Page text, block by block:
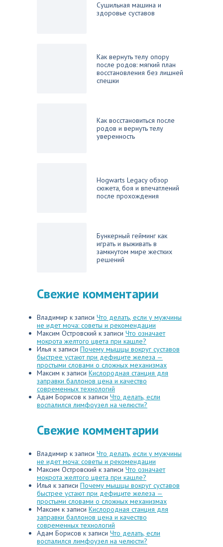
Сушильная машина и
здоровье суставов
Как вернуть телу опору
после родов: мягкий план
восстановления без лишней
спешки
Как восстановиться после
родов и вернуть телу
уверенность
Hogwarts Legacy обзор
сюжета, боя и впечатлений
после прохождения
Бункерный гейминг как
играть и выживать в
замкнутом мире жестких
решений
Свежие комментарии
Владимир к записи Что делать, если у мужчины
не идет моча: советы и рекомендации
Максим Островский к записи Что означает
мокрота желтого цвета при кашле?
Илья к записи Почему мышцы вокруг суставов
быстрее устают при дефиците железа —
простыми словами о сложных механизмах
Максим к записи Кислородная станция для
заправки баллонов цена и качество
современных технологий
Адам Борисов к записи Что делать, если
воспалился лимфоузел на челюсти?
Свежие комментарии
Владимир к записи Что делать, если у мужчины
не идет моча: советы и рекомендации
Максим Островский к записи Что означает
мокрота желтого цвета при кашле?
Илья к записи Почему мышцы вокруг суставов
быстрее устают при дефиците железа —
простыми словами о сложных механизмах
Максим к записи Кислородная станция для
заправки баллонов цена и качество
современных технологий
Адам Борисов к записи Что делать, если
воспалился лимфоузел на челюсти?